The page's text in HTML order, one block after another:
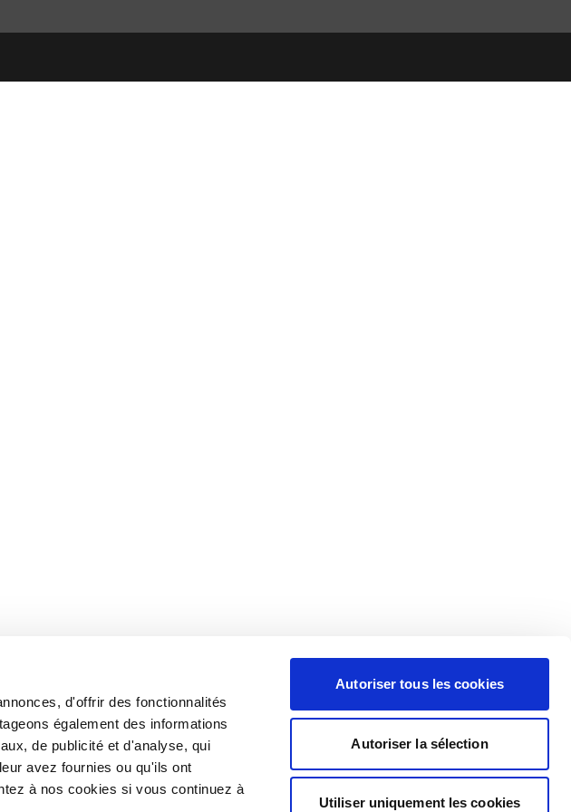
d'offrir des fonctionnalités
également des informations
de publicité et d'analyse, qui
avez fournies ou qu'ils ont
à nos cookies si vous continuez à
Autoriser tous les cookies
Autoriser la sélection
Utiliser uniquement les cookies